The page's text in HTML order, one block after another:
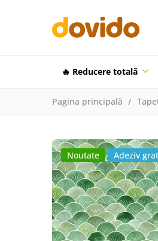
🔥 Reducere totalã
Pagina principală
Noutate Adeziv